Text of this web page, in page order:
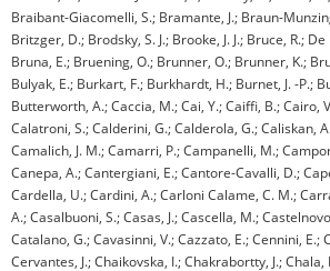
Braibant-Giacomelli, S.; Bramante, J.; Braun-
Britzger, D.; Brodsky, S. J.; Brooke, J. J.; Bruce, R.;
Bruna, E.; Bruening, O.; Brunner, O.; Brunner, K.;
Bulyak, E.; Burkart, F.; Burkhardt, H.; Burnet, J. -P.;
Butterworth, A.; Caccia, M.; Cai, Y.; Caiffi, B.; Cairo,
Calatroni, S.; Calderini, G.; Calderola, G.; Caliskan,
Camalich, J. M.; Camarri, P.; Campanelli, M.;
Canepa, A.; Cantergiani, E.; Cantore-Cavalli, D.;
Cardella, U.; Cardini, A.; Carloni Calame, C. M.;
A.; Casalbuoni, S.; Casas, J.; Cascella, M.;
Catalano, G.; Cavasinni, V.; Cazzato, E.; Cennini, E.;
Cervantes, J.; Chaikovska, I.; Chakrabortty, J.;